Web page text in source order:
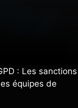
: Les sanctions
équipes de